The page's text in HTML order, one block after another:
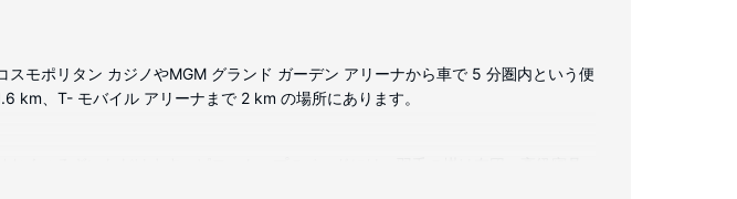
モポリタン カジノやMGM グランド ガーデン アリーナから車で 5 分圏内という便
km、T- モバイル アリーナまで 2 km の場所にあります。
どもご利用いただけます。バスルームには、個別の浴槽とシャワー、バスアメニ